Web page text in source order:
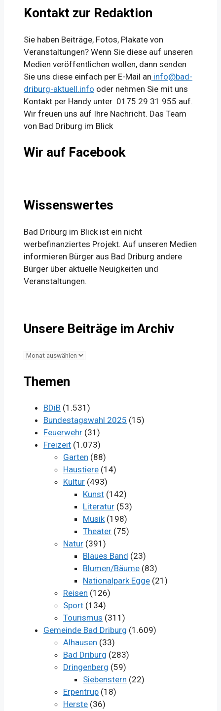
Kontakt zur Redaktion
Sie haben Beiträge, Fotos, Plakate von
Veranstaltungen? Wenn Sie diese auf unseren
Medien veröffentlichen wollen, dann senden
Sie uns diese einfach per E-Mail an info@bad-
driburg-aktuell.info oder nehmen Sie mit uns
Kontakt per Handy unter 0175 29 31 955 auf.
Wir freuen uns auf Ihre Nachricht. Das Team
von Bad Driburg im Blick
Wir auf Facebook
Wissenswertes
Bad Driburg im Blick ist ein nicht
werbefinanziertes Projekt. Auf unseren Medien
informieren Bürger aus Bad Driburg andere
Bürger über aktuelle Neuigkeiten und
Veranstaltungen.
Unsere Beiträge im Archiv
Unsere
im
Themen
BDiB (1.531)
Bundestagswahl 2025 (15)
Feuerwehr (31)
Freizeit (1.073)
Garten (88)
Haustiere (14)
Kultur (493)
Kunst (142)
Literatur (53)
Musik(198)
Theater (75)
Natur (391)
Blaues Band (23)
Blumen/Bäume (83)
Nationalpark Egge (21)
Reisen (126)
Sport (134)
Tourismus (311)
Gemeinde Bad Driburg (1.609)
Alhausen (33)
Bad Driburg (283)
Dringenberg (59)
Siebenstern (22)
Erpentrup (18)
Herste (36)